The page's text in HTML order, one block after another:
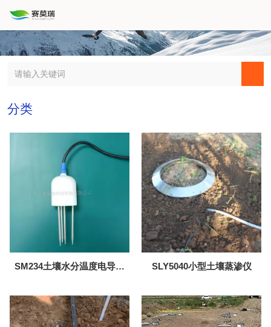
分类
SM234土壤水分温度电导率
SLY5040小型土壤蒸渗仪